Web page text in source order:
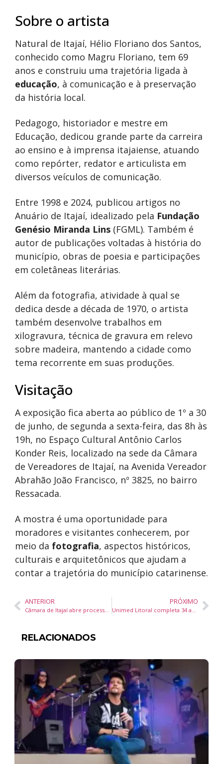
Sobre o artista
Natural de Itajaí, Hélio Floriano dos Santos,
conhecido como Magru Floriano, tem 69
anos e construiu uma trajetória ligada à
educação, à comunicação e à preservação
da história local.
Pedagogo, historiador e mestre em
Educação, dedicou grande parte da carreira
ao ensino e à imprensa itajaiense, atuando
como repórter, redator e articulista em
diversos veículos de comunicação.
Entre 1998 e 2024, publicou artigos no
Anuário de Itajaí, idealizado pela Fundação
Genésio Miranda Lins (FGML). Também é
autor de publicações voltadas à história do
município, obras de poesia e participações
em coletâneas literárias.
Além da fotografia, atividade à qual se
dedica desde a década de 1970, o artista
também desenvolve trabalhos em
xilogravura, técnica de gravura em relevo
sobre madeira, mantendo a cidade como
tema recorrente em suas produções.
Visitação
A exposição fica aberta ao público de 1º a 30
de junho, de segunda a sexta-feira, das 8h às
19h, no Espaço Cultural Antônio Carlos
Konder Reis, localizado na sede da Câmara
de Vereadores de Itajaí, na Avenida Vereador
Abrahão João Francisco, nº 3825, no bairro
Ressacada.
A mostra é uma oportunidade para
moradores e visitantes conhecerem, por
meio da fotografia, aspectos históricos,
culturais e arquitetônicos que ajudam a
contar a trajetória do município catarinense.
ANTERIOR
Câmara de Itajaí abre processo seletivo com quatro vagas de estágio na área de Comunicação
PRÓXIMO
Unimed Litoral completa 34 anos e anuncia nova maternidade em Itajaí para ampliar atendimento regional
RELACIONADOS